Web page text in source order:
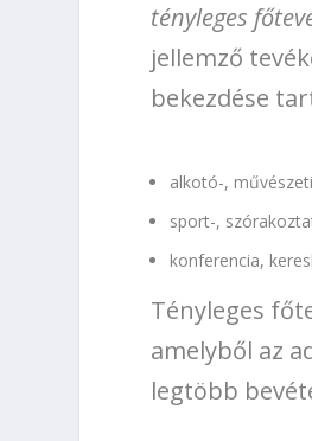
tényleges
jellemző
bekezdése
alkotó-,
sport-,
konferencia,
Tényleges
amelyből az
legtöbb